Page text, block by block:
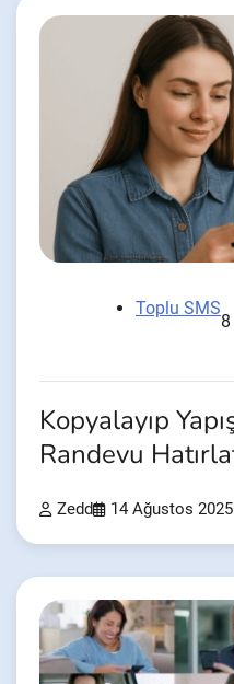
Toplu SMS
Kopyalayıp
Randevu
Zedd 14 Ağustos 2025